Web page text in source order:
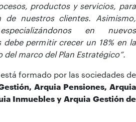
productos y servicios, para
de nuestros clientes. Asimismo,
en nuevos
permitir crecer un 18% en la
marco del Plan Estratégico”.
está formado por las sociedades de
Arquia Pensiones, Arquia
Inmuebles y Arquia Gestión de